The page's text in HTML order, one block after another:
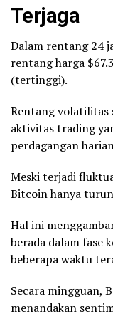
Terjaga
Dalam rentang 24
rentang harga
(tertinggi).
Rentang volatilitas
aktivitas trading
perdagangan
Meski terjadi
Bitcoin hanya
Hal ini
berada dalam fase
beberapa waktu
Secara mingguan,
menandakan